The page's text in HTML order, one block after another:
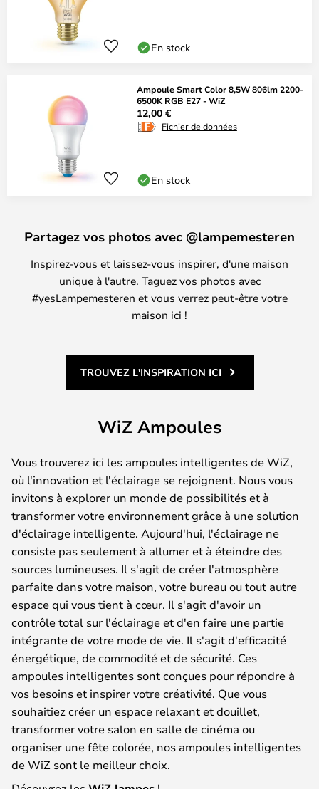
En stock
Ampoule Smart Color 8,5W 806lm 2200-
6500K RGB E27 - WiZ
12,00 €
Fichier de données
En stock
Partagez vos photos avec @lampemesteren
Inspirez-vous et laissez-vous inspirer, d'une maison
unique à l'autre. Taguez vos photos avec
#yesLampemesteren et vous verrez peut-être votre
maison ici !
TROUVEZ L'INSPIRATION ICI
WiZ Ampoules
Vous trouverez ici les ampoules intelligentes de WiZ,
où l'innovation et l'éclairage se rejoignent. Nous vous
invitons à explorer un monde de possibilités et à
transformer votre environnement grâce à une solution
d'éclairage intelligente. Aujourd'hui, l'éclairage ne
consiste pas seulement à allumer et à éteindre des
sources lumineuses. Il s'agit de créer l'atmosphère
parfaite dans votre maison, votre bureau ou tout autre
espace qui vous tient à cœur. Il s'agit d'avoir un
contrôle total sur l'éclairage et d'en faire une partie
intégrante de votre mode de vie. Il s'agit d'efficacité
énergétique, de commodité et de sécurité. Ces
ampoules intelligentes sont conçues pour répondre à
vos besoins et inspirer votre créativité. Que vous
souhaitiez créer un espace relaxant et douillet,
transformer votre salon en salle de cinéma ou
organiser une fête colorée, nos ampoules intelligentes
de WiZ sont le meilleur choix.